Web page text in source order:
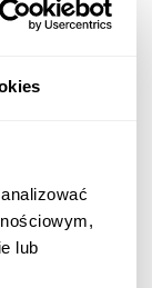
lub